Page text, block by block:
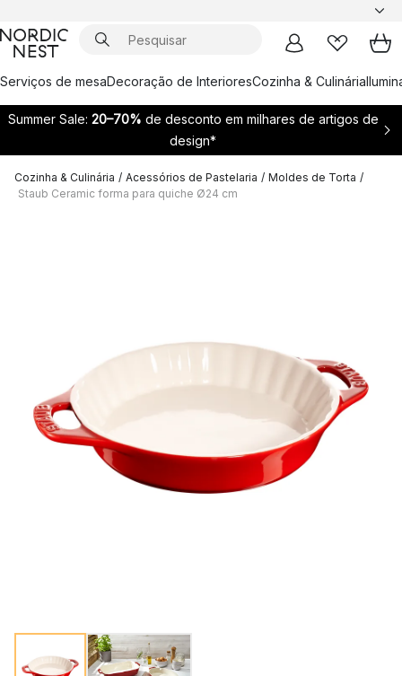
Serviços de mesaDecoração de InterioresCozinha & Culinária
Summer Sale: 20–70% de desconto em milhares de artigos de
design*
Cozinha & Culinária / Acessórios de Pastelaria / Moldes de Torta /
Staub Ceramic forma para quiche Ø24 cm